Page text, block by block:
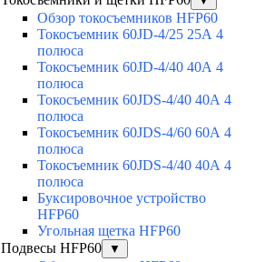
Обзор токосъемников HFP60
Токосъемник 60JD-4/25 25А 4
полюса
Токосъемник 60JD-4/40 40А 4
полюса
Токосъемник 60JDS-4/40 40А 4
полюса
Токосъемник 60JDS-4/60 60А 4
полюса
Токосъемник 60JDS-4/40 40А 4
полюса
Буксировочное устройство
HFP60
Угольная щетка HFP60
Подвесы HFP60
▼